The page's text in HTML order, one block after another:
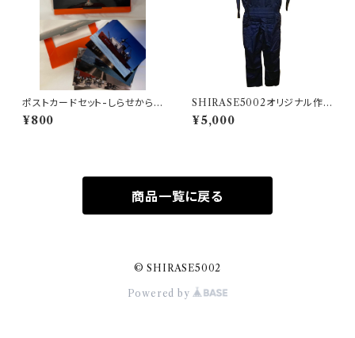
ポストカードセット-しらせからS
HIRASEへ-
¥800
SHIRASE5002オリジナル作
業つなぎ（ネイビー）
¥5,000
商品一覧に戻る
© SHIRASE5002
Powered by